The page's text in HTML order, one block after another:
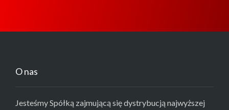
O nas
Jesteśmy Spółką zajmującą się dystrybucją najwyższej